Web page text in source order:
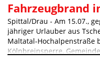
Fahrzeugbrand
Spittal/Drau - Am 15.07.,
jähriger Urlauber aus
Maltatal-Hochalpenstraße
Kölnbreinsperre,